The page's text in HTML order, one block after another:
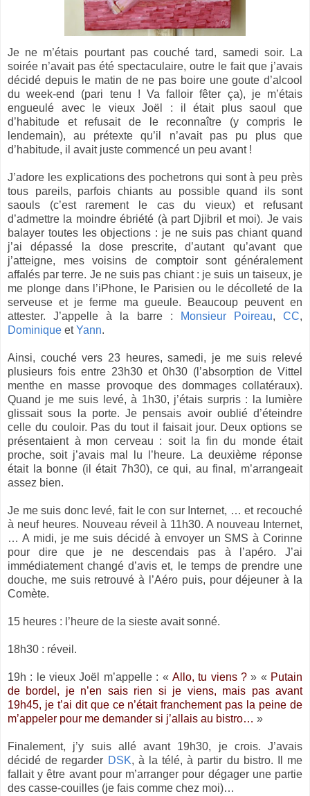
Je ne m’étais pourtant pas couché tard, samedi soir. La
soirée n’avait pas été spectaculaire, outre le fait que j’avais
décidé depuis le matin de ne pas boire une goute d’alcool
du week-end (pari tenu ! Va falloir fêter ça), je m’étais
engueulé avec le vieux Joël : il était plus saoul que
d’habitude et refusait de le reconnaître (y compris le
lendemain), au prétexte qu’il n’avait pas pu plus que
d’habitude, il avait juste commencé un peu avant !
J’adore les explications des pochetrons qui sont à peu près
tous pareils, parfois chiants au possible quand ils sont
saouls (c’est rarement le cas du vieux) et refusant
d’admettre la moindre ébriété (à part Djibril et moi). Je vais
balayer toutes les objections : je ne suis pas chiant quand
j’ai dépassé la dose prescrite, d’autant qu’avant que
j’atteigne, mes voisins de comptoir sont généralement
affalés par terre. Je ne suis pas chiant : je suis un taiseux, je
me plonge dans l’iPhone, le Parisien ou le décolleté de la
serveuse et je ferme ma gueule. Beaucoup peuvent en
attester. J’appelle à la barre :
Monsieur Poireau, CC,
Dominique etYann.
Ainsi, couché vers 23 heures, samedi, je me suis relevé
plusieurs fois entre 23h30 et 0h30 (l’absorption de Vittel
menthe en masse provoque des dommages collatéraux).
Quand je me suis levé, à 1h30, j’étais surpris : la lumière
glissait sous la porte. Je pensais avoir oublié d’éteindre
celle du couloir. Pas du tout il faisait jour. Deux options se
présentaient à mon cerveau : soit la fin du monde était
proche, soit j’avais mal lu l’heure. La deuxième réponse
était la bonne (il était 7h30), ce qui, au final, m’arrangeait
assez bien.
Je me suis donc levé, fait le con sur Internet, … et recouché
à neuf heures. Nouveau réveil à 11h30. A nouveau Internet,
… A midi, je me suis décidé à envoyer un SMS à Corinne
pour dire que je ne descendais pas à l’apéro. J’ai
immédiatement changé d’avis et, le temps de prendre une
douche, me suis retrouvé à l’Aéro puis, pour déjeuner à la
Comète.
15 heures : l’heure de la sieste avait sonné.
18h30 : réveil.
19h : le vieux Joël m’appelle : « Allo, tu viens ?» « Putain
de bordel, je n’en sais rien si je viens, mais pas avant
19h45, je t’ai dit que ce n’était franchement pas la peine de
m’appeler pour me demander si j’allais au bistro… »
Finalement, j’y suis allé avant 19h30, je crois. J’avais
décidé de regarder DSK, à la télé, à partir du bistro. Il me
fallait y être avant pour m’arranger pour dégager une partie
des casse-couilles (je fais comme chez moi)…